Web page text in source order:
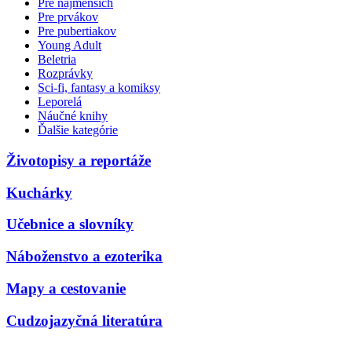
Pre najmenších
Pre prvákov
Pre pubertiakov
Young Adult
Beletria
Rozprávky
Sci-fi, fantasy a komiksy
Leporelá
Náučné knihy
Ďalšie kategórie
Životopisy a reportáže
Kuchárky
Učebnice a slovníky
Náboženstvo a ezoterika
Mapy a cestovanie
Cudzojazyčná literatúra